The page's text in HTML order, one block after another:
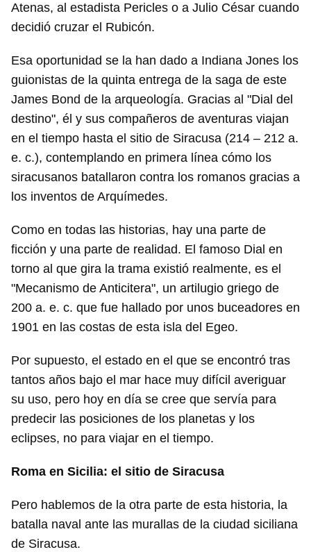
Atenas, al estadista Pericles o a Julio César cuando
decidió cruzar el Rubicón.
Esa oportunidad se la han dado a Indiana Jones los
guionistas de la quinta entrega de la saga de este
James Bond de la arqueología. Gracias al "Dial del
destino", él y sus compañeros de aventuras viajan
en el tiempo hasta el sitio de Siracusa (214 – 212 a.
e. c.), contemplando en primera línea cómo los
siracusanos batallaron contra los romanos gracias a
los inventos de Arquímedes.
Como en todas las historias, hay una parte de
ficción y una parte de realidad. El famoso Dial en
torno al que gira la trama existió realmente, es el
"Mecanismo de Anticitera", un artilugio griego de
200 a. e. c. que fue hallado por unos buceadores en
1901 en las costas de esta isla del Egeo.
Por supuesto, el estado en el que se encontró tras
tantos años bajo el mar hace muy difícil averiguar
su uso, pero hoy en día se cree que servía para
predecir las posiciones de los planetas y los
eclipses, no para viajar en el tiempo.
Roma en Sicilia: el sitio de Siracusa
Pero hablemos de la otra parte de esta historia, la
batalla naval ante las murallas de la ciudad siciliana
de Siracusa.